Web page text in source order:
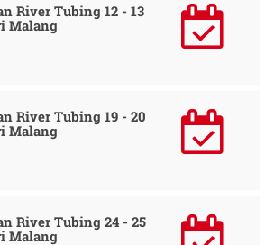
River Tubing 12 - 13
Malang
River Tubing 19 - 20
Malang
River Tubing 24 - 25
Malang